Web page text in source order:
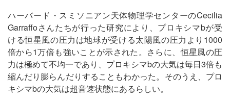
ハーバード・スミソニアン天体物理学センターのCecilia
Garraffoさんたちが行った研究により、プロキシマbが受
ける恒星風の圧力は地球が受ける太陽風の圧力より1000
倍から1万倍も強いことが示された。さらに、恒星風の圧
力は極めて不均一であり、プロキシマbの大気は毎日3倍も
縮んだり膨らんだりすることもわかった。そのうえ、プロ
キシマbの大気は超音速状態にあるらしい。